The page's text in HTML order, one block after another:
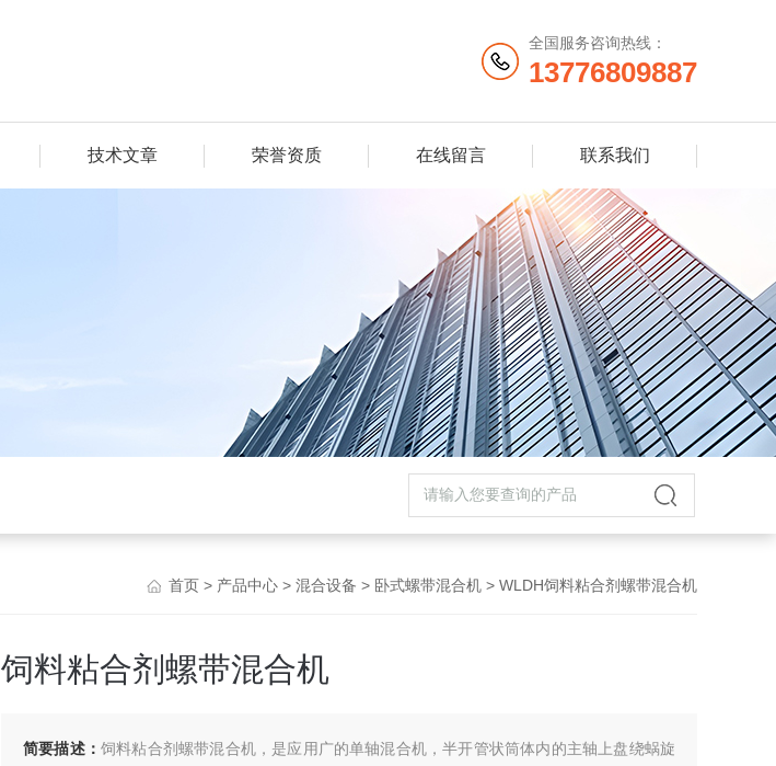
全国服务咨询热线：
13776809887
技术文章 荣誉资质 在线留言 联系我们
首页 > 产品中心 > 混合设备 > 卧式螺带混合机 > WLDH饲料粘合剂螺带混合机
饲料粘合剂螺带混合机
简要描述： 饲料粘合剂螺带混合机，是应用广的单轴混合机，半开管状筒体内的主轴上盘绕蜗旋